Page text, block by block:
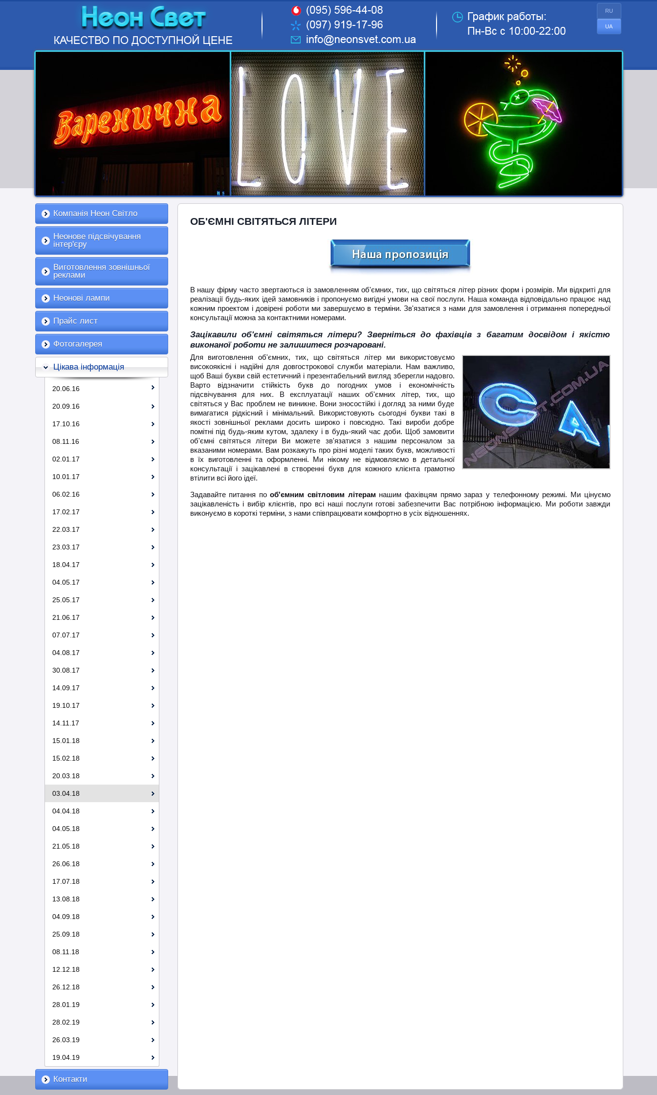
RU
UA
Компанія Неон Світло
Неонове підсвічування
інтер'єру
Виготовлення зовнішньої
реклами
Неонові лампи
Прайс лист
Фотогалерея
Цікава інформація
20.06.16
20.09.16
17.10.16
08.11.16
02.01.17
10.01.17
06.02.16
17.02.17
22.03.17
23.03.17
18.04.17
04.05.17
25.05.17
21.06.17
07.07.17
04.08.17
30.08.17
14.09.17
19.10.17
14.11.17
15.01.18
15.02.18
20.03.18
03.04.18
04.04.18
04.05.18
21.05.18
26.06.18
17.07.18
13.08.18
04.09.18
25.09.18
08.11.18
12.12.18
26.12.18
28.01.19
28.02.19
26.03.19
19.04.19
Контакти
ОБ'ЄМНІ СВІТЯТЬСЯ ЛІТЕРИ
В нашу фірму часто звертаються із замовленням об'ємних, тих, що світяться літер різних форм і розмірів. Ми відкриті для
реалізації будь-яких ідей замовників і пропонуємо вигідні умови на свої послуги. Наша команда відповідально працює над
кожним проектом і довірені роботи ми завершуємо в терміни. Зв'язатися з нами для замовлення і отримання попередньої
консультації можна за контактними номерами.
Зацікавили об'ємні світяться літери? Зверніться до фахівців з багатим досвідом і якістю
виконаної роботи не залишитеся розчаровані.
Для виготовлення об'ємних, тих, що світяться літер ми використовуємо
високоякісні і надійні для довгострокової служби матеріали. Нам важливо,
щоб Ваші букви свій естетичний і презентабельний вигляд зберегли надовго.
Варто відзначити стійкість букв до погодних умов і економічність
підсвічування для них. В експлуатації наших об'ємних літер, тих, що
світяться у Вас проблем не виникне. Вони зносостійкі і догляд за ними буде
вимагатися рідкісний і мінімальний. Використовують сьогодні букви такі в
якості зовнішньої реклами досить широко і повсюдно. Такі вироби добре
помітні під будь-яким кутом, здалеку і в будь-який час доби. Щоб замовити
об'ємні світяться літери Ви можете зв'язатися з нашим персоналом за
вказаними номерами. Вам розкажуть про різні моделі таких букв, можливості
в їх виготовленні та оформленні. Ми нікому не відмовляємо в детальної
консультації і зацікавлені в створенні букв для кожного клієнта грамотно
втілити всі його ідеї.
Задавайте питання пооб'ємним світловим літерам нашим фахівцям прямо зараз у телефонному режимі. Ми цінуємо
зацікавленість і вибір клієнтів, про всі наші послуги готові забезпечити Вас потрібною інформацією. Ми роботи завжди
виконуємо в короткі терміни, з нами співпрацювати комфортно в усіх відношеннях.